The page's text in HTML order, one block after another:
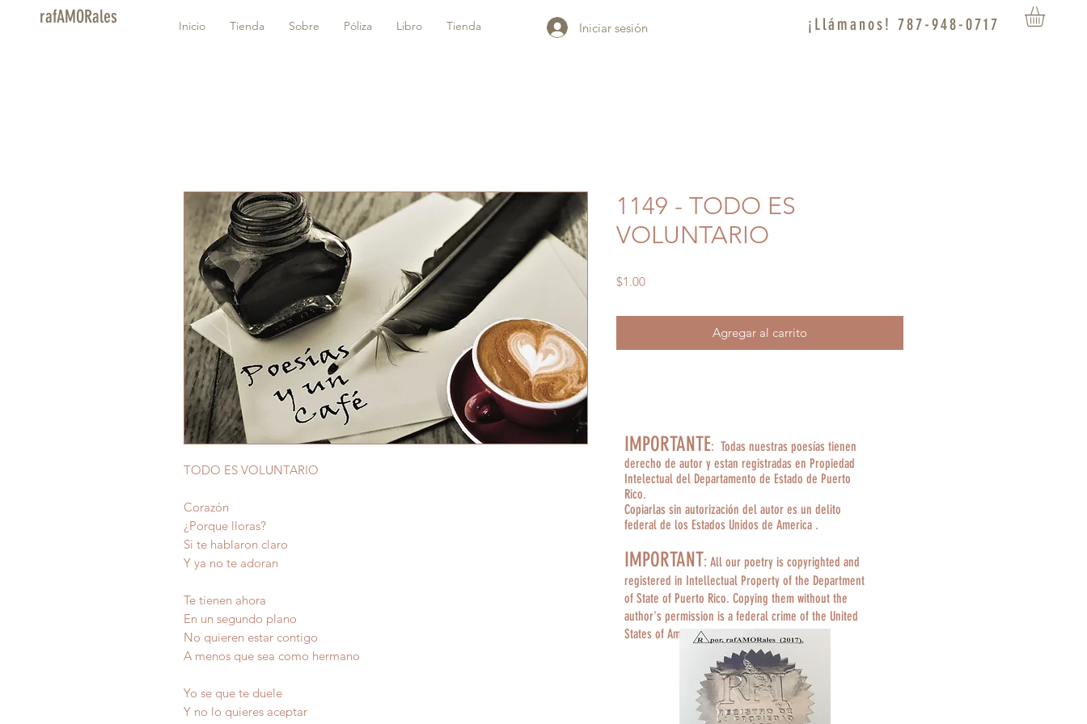
rafAMORales Inicio Tienda Sobre Póliza Libro Tienda Iniciar sesión ¡Llámanos! 787-948-0717
TODO ES VOLUNTARIO
Corazón
¿Porque lloras?
Si te hablaron claro
Y ya no te adoran
Te tienen ahora
En un segundo plano
No quieren estar contigo
A menos que sea como hermano
Yo se que te duele
Y no lo quieres aceptar
1149 - TODO ES
VOLUNTARIO
$1.00Precio
Agregar al carrito
IMPORTANTE: Todas nuestras poesías tienen
derecho de autor y estan registradas en Propiedad
Intelectual del Departamento de Estado de Puerto
Rico.
Copiarlas sin autorización del autor es un delito
federal de los Estados Unidos de America .
IMPORTANT: All our poetry is copyrighted and
registered in Intellectual Property of the Department
of State of Puerto Rico. Copying them without the
author's permission is a federal crime of the United
States of America.